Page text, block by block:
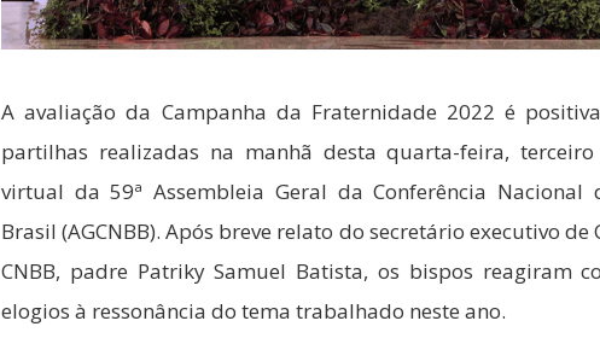
A avaliação da Campanha da Fraternidade 2022 é
partilhas realizadas na manhã desta quarta-feira,
virtual da 59ª Assembleia Geral da Conferência Nacional
Brasil (AGCNBB). Após breve relato do secretário executivo de
CNBB, padre Patriky Samuel Batista, os bispos reagiram
elogios à ressonância do tema trabalhado neste ano.